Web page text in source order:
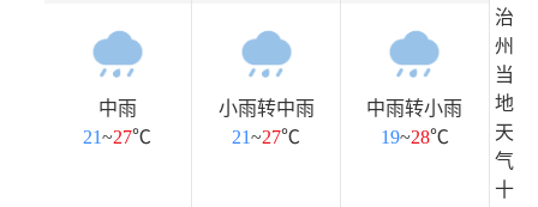
中雨
21~27℃
小雨转中雨
21~27℃
中雨转小雨
19~28℃
治
州
当
地
天
气
十